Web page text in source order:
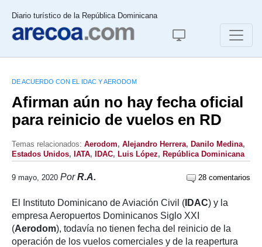
Diario turístico de la República Dominicana
DE ACUERDO CON EL IDAC Y AERODOM
Afirman aún no hay fecha oficial
para reinicio de vuelos en RD
Temas relacionados: Aerodom, Alejandro Herrera, Danilo Medina,
Estados Unidos, IATA, IDAC, Luis López, República Dominicana
9 mayo, 2020 PorR.A. 28 comentarios
El Instituto Dominicano de Aviación Civil ( IDAC) y la
empresa Aeropuertos Dominicanos Siglo XXI
(Aerodom), todavía no tienen fecha del reinicio de la
operación de los vuelos comerciales y de la reapertura